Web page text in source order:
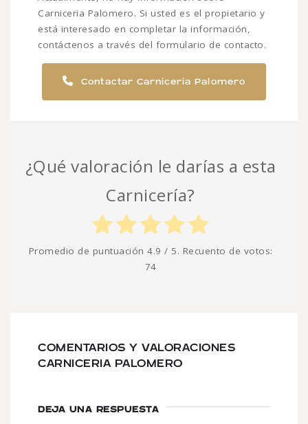
Carniceria Palomero. Si usted es el propietario y
está interesado en completar la información,
contáctenos a través del formulario de contacto.
Contactar Carniceria Palomero
¿Qué valoración le darías a esta
Carnicería?
Promedio de puntuación 4.9 / 5. Recuento de votos:
74
COMENTARIOS Y VALORACIONES
CARNICERIA PALOMERO
DEJA UNA RESPUESTA